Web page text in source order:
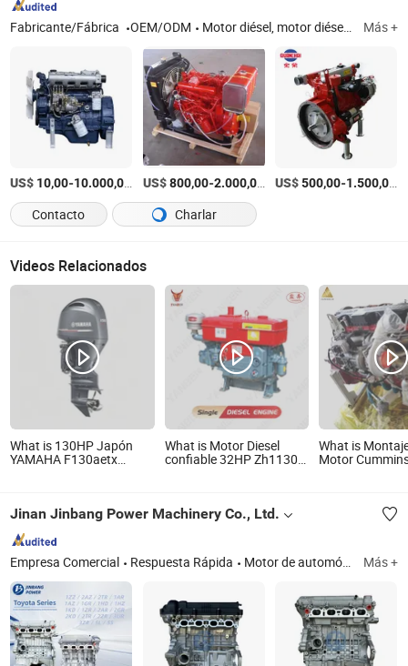
Fabricante/Fábrica OEM/ODM Motor diésel, motor diésel multicilindro, motor generador, motor de bomba de incendios, motor de vehículo y camión, motor de cosechadora y tractor, piezas de repuesto, motor de maquinaria de construcción, motor de montacargas Más +
US$ 10,00-10.000,00 /Pieza
US$800,00-2.000,00 /Pieza
US$500,00-1.500,00 /
Contacto
Charlar
Videos Relacionados
What is 130HP Japón
YAMAHA F130aetx
What is Motor Diesel
confiable 32HP Zh1130
What is
Motor
Construcción
Jinan Jinbang Power Machinery Co., Ltd.
Empresa Comercial Respuesta Rápida Motor de automóvil Más +